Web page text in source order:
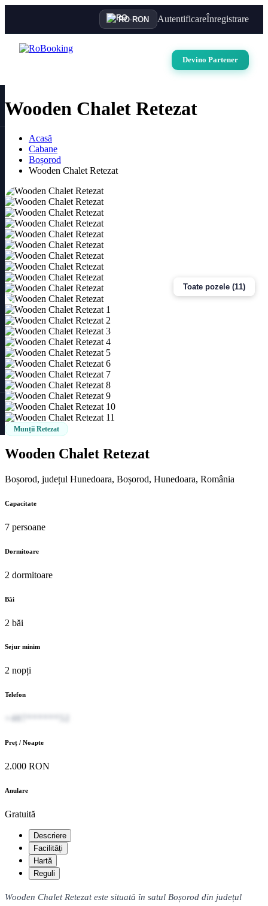
RO·RON AutentificareÎnregistrare
Devino Partener
Wooden Chalet Retezat
Acasă
Cabane
Boșorod
Wooden Chalet Retezat
Toate pozele (11)
Munții Retezat
Wooden Chalet Retezat
Boșorod, județul Hunedoara, Boșorod, Hunedoara, România
Capacitate
7 persoane
Dormitoare
2 dormitoare
Băi
2 băi
Sejur minim
2 nopți
Telefon
+407******52
Preț / Noapte
2.000 RON
Anulare
Gratuită
Descriere
Facilități
Hartă
Reguli
Wooden Chalet Retezat este situată în satul Boșorod din județul